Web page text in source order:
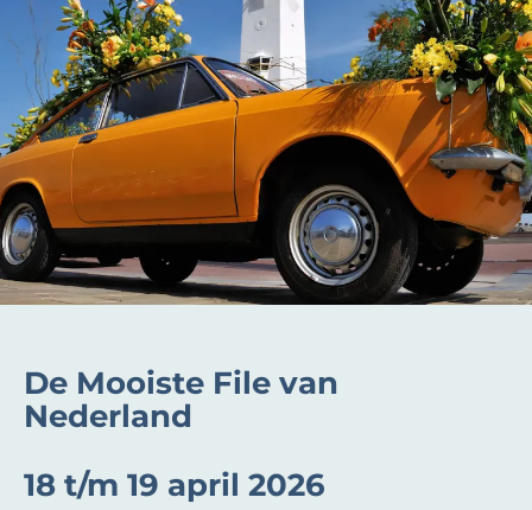
De Mooiste File van
Nederland
18 t/m 19 april 2026